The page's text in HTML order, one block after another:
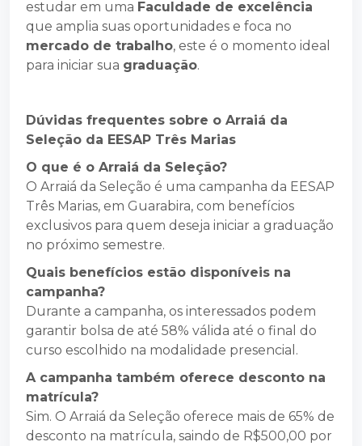
estudar em uma Faculdade de excelência
que amplia suas oportunidades e foca no
mercado de trabalho, este é o momento ideal
para iniciar sua graduação.
Dúvidas frequentes sobre o Arraiá da
Seleção da EESAP Três Marias
O que é o Arraiá da Seleção?
O Arraiá da Seleção é uma campanha da EESAP
Três Marias, em Guarabira, com benefícios
exclusivos para quem deseja iniciar a graduação
no próximo semestre.
Quais benefícios estão disponíveis na
campanha?
Durante a campanha, os interessados podem
garantir bolsa de até 58% válida até o final do
curso escolhido na modalidade presencial.
A campanha também oferece desconto na
matrícula?
Sim. O Arraiá da Seleção oferece mais de 65% de
desconto na matrícula, saindo de R$500,00 por